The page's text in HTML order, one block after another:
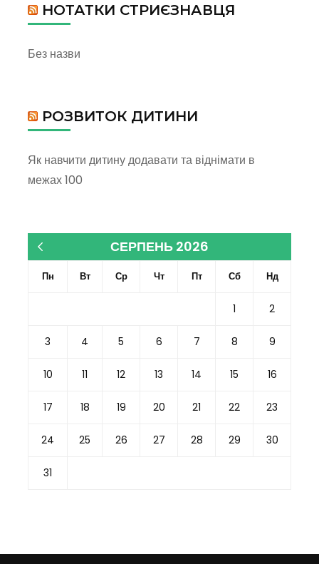
НОТАТКИ СТРИЄЗНАВЦЯ
Без назви
РОЗВИТОК ДИТИНИ
Як навчити дитину додавати та віднімати в
межах 100
СЕРПЕНЬ 2026
Пн Вт Ср Чт Пт Сб Нд
1 2
3 4 5 6 7 8 9
10 11 12 13 14 15 16
17 18 19 20 21 22 23
24 25 26 27 28 29 30
31